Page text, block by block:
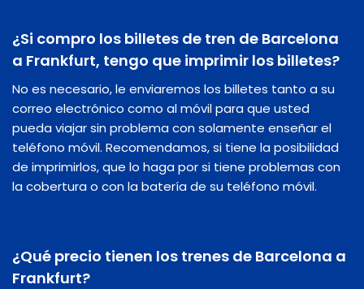
¿Si compro los billetes de tren de Barcelona
a Frankfurt, tengo que imprimir los billetes?
No es necesario, le enviaremos los billetes tanto a su
correo electrónico como al móvil para que usted
pueda viajar sin problema con solamente enseñar el
teléfono móvil. Recomendamos, si tiene la posibilidad
de imprimirlos, que lo haga por si tiene problemas con
la cobertura o con la batería de su teléfono móvil.
¿Qué precio tienen los trenes de Barcelona a
Frankfurt?